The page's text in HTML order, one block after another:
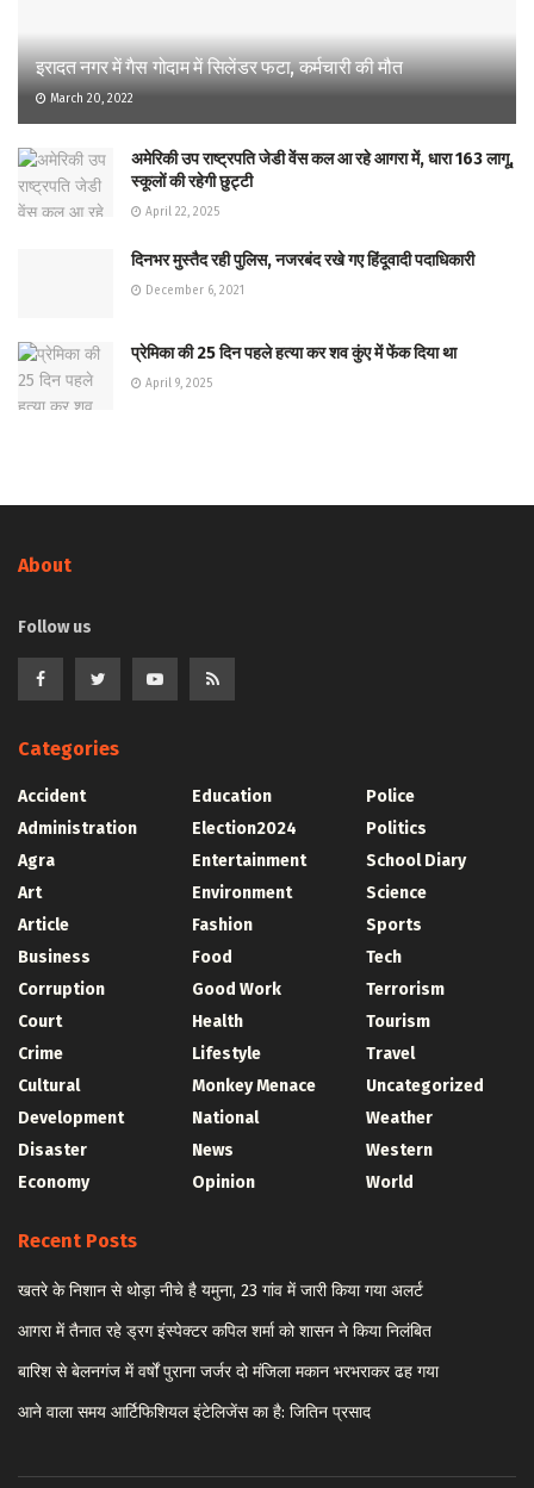
इरादत नगर में गैस गोदाम में सिलेंडर फटा, कर्मचारी की मौत
March 20, 2022
अमेरिकी उप राष्ट्रपति जेडी वेंस कल आ रहे आगरा में, धारा 163 लागू,
स्कूलों की रहेगी छुट्टी
April 22, 2025
दिनभर मुस्तैद रही पुलिस, नजरबंद रखे गए हिंदूवादी पदाधिकारी
December 6, 2021
प्रेमिका की 25 दिन पहले हत्या कर शव कुंए में फेंक दिया था
April 9, 2025
About
Follow us
Categories
Accident
Administration
Agra
Art
Article
Business
Corruption
Court
Crime
Cultural
Development
Disaster
Economy
Education
Election2024
Entertainment
Environment
Fashion
Food
Good Work
Health
Lifestyle
Monkey Menace
National
News
Opinion
Police
Politics
School Diary
Science
Sports
Tech
Terrorism
Tourism
Travel
Uncategorized
Weather
Western
World
Recent Posts
खतरे के निशान से थोड़ा नीचे है यमुना, 23 गांव में जारी किया गया अलर्ट
आगरा में तैनात रहे ड्रग इंस्पेक्टर कपिल शर्मा को शासन ने किया निलंबित
बारिश से बेलनगंज में वर्षों पुराना जर्जर दो मंजिला मकान भरभराकर ढह गया
आने वाला समय आर्टिफिशियल इंटेलिजेंस का है: जितिन प्रसाद